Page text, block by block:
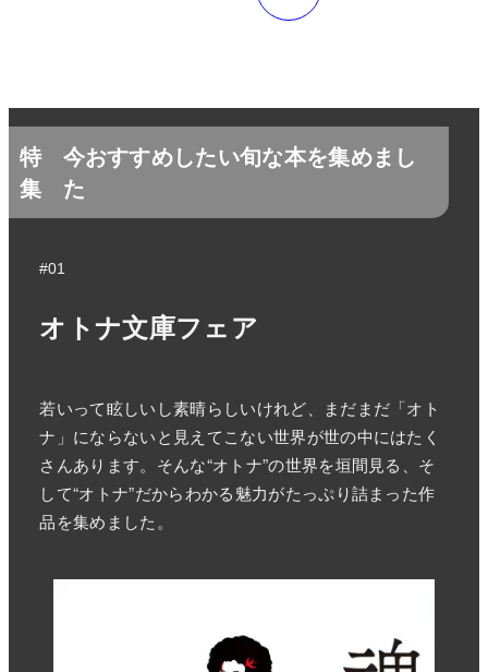
特
集
今おすすめしたい旬な本を集めまし
た
#01
オトナ文庫フェア
若いって眩しいし素晴らしいけれど、まだまだ「オト
ナ」にならないと見えてこない世界が世の中にはたく
さんあります。そんな“オトナ”の世界を垣間見る、そ
して“オトナ”だからわかる魅力がたっぷり詰まった作
品を集めました。